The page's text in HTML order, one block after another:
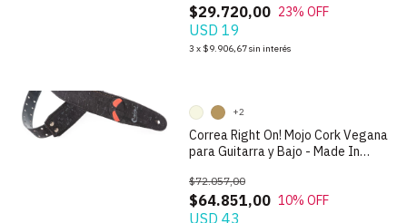
$29.720,00 23% OFF
USD 19
3 x $9.906,67sin interés
Correa Right On! Mojo Cork Vegana
para Guitarra y Bajo - Made In
$64.851,00
$72.057,00
10% OFF
USD 43
+2